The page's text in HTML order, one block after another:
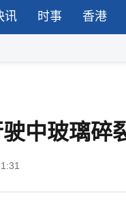
讯 时事 香港
中玻璃碎